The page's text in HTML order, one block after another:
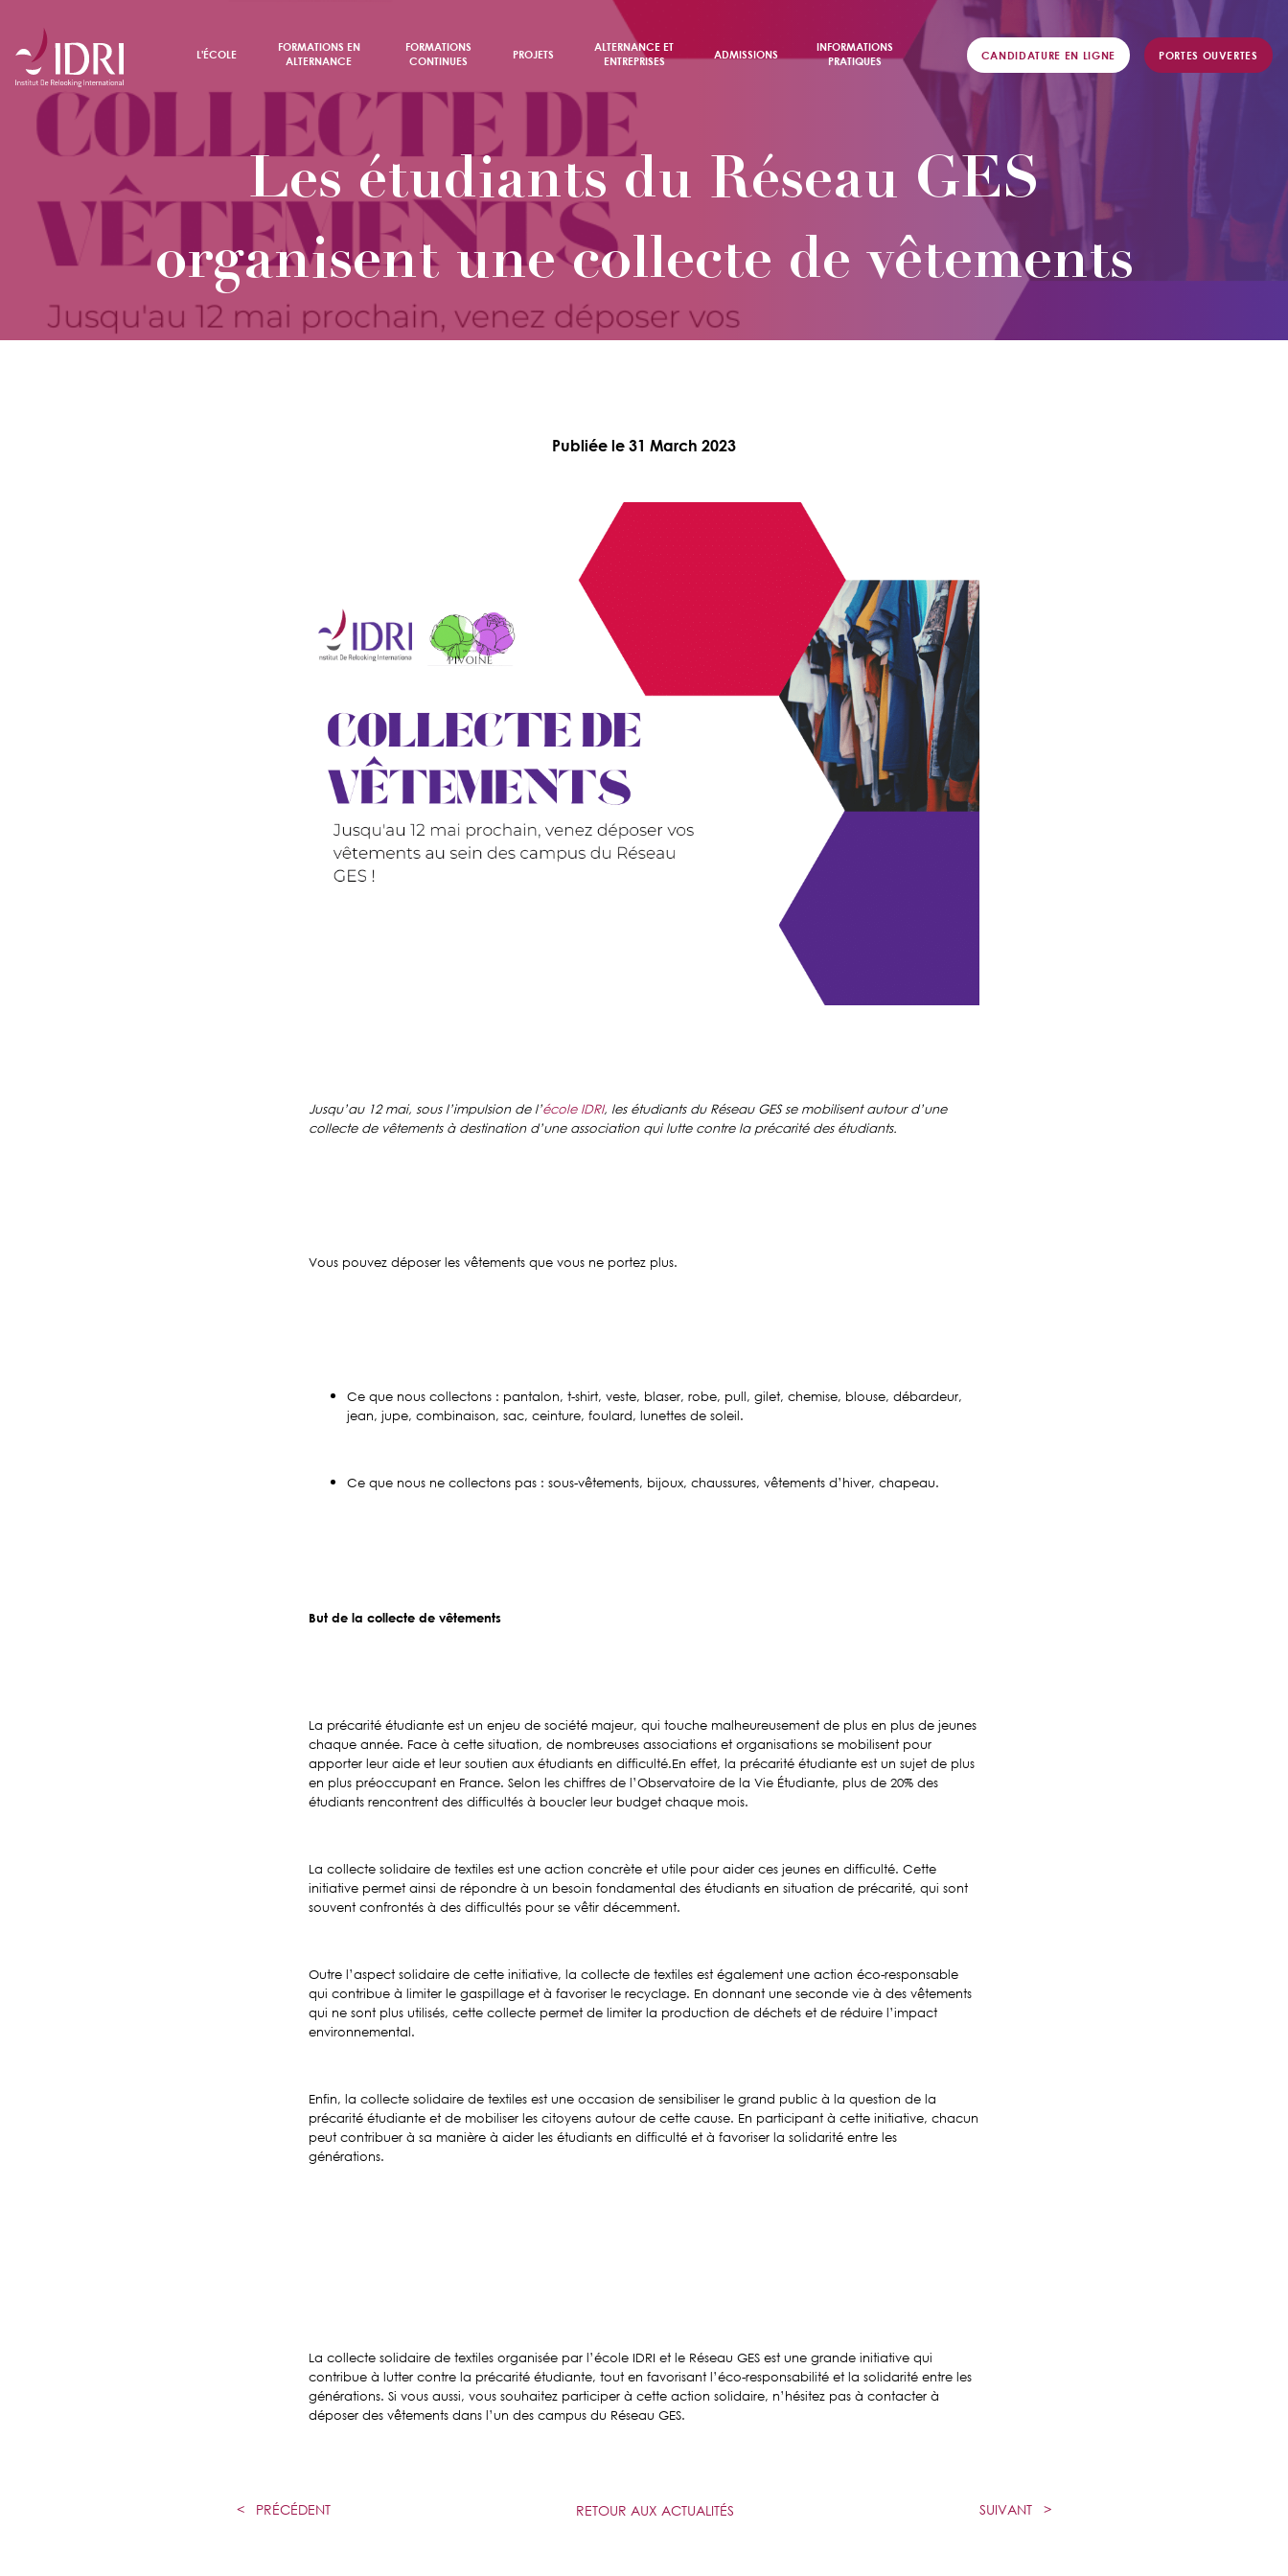
L'ÉCOLE
FORMATIONS EN
ALTERNANCE
FORMATIONS
CONTINUES
PROJETS
ALTERNANCE ET
ENTREPRISES
ADMISSIONS
INFORMATIONS
PRATIQUES
CANDIDATURE EN LIGNE PORTES OUVERTES
Les étudiants du Réseau GES
organisent une collecte de vêtements
Publiée le 31 March 2023
Jusqu’au 12 mai, sous l’impulsion de l’école IDRI, les étudiants du Réseau GES se mobilisent autour d’une
collecte de vêtements à destination d’une association qui lutte contre la précarité des étudiants.
Vous pouvez déposer les vêtements que vous ne portez plus.
Ce que nous collectons : pantalon, t-shirt, veste, blaser, robe, pull, gilet, chemise, blouse, débardeur,
jean, jupe, combinaison, sac, ceinture, foulard, lunettes de soleil.
Ce que nous ne collectons pas : sous-vêtements, bijoux, chaussures, vêtements d’hiver, chapeau.
But de la collecte de vêtements
La précarité étudiante est un enjeu de société majeur, qui touche malheureusement de plus en plus de jeunes
chaque année. Face à cette situation, de nombreuses associations et organisations se mobilisent pour
apporter leur aide et leur soutien aux étudiants en difficulté.En effet, la précarité étudiante est un sujet de plus
en plus préoccupant en France. Selon les chiffres de l’Observatoire de la Vie Étudiante, plus de 20% des
étudiants rencontrent des difficultés à boucler leur budget chaque mois.
La collecte solidaire de textiles est une action concrète et utile pour aider ces jeunes en difficulté. Cette
initiative permet ainsi de répondre à un besoin fondamental des étudiants en situation de précarité, qui sont
souvent confrontés à des difficultés pour se vêtir décemment.
Outre l’aspect solidaire de cette initiative, la collecte de textiles est également une action éco-responsable
qui contribue à limiter le gaspillage et à favoriser le recyclage. En donnant une seconde vie à des vêtements
qui ne sont plus utilisés, cette collecte permet de limiter la production de déchets et de réduire l’impact
environnemental.
Enfin, la collecte solidaire de textiles est une occasion de sensibiliser le grand public à la question de la
précarité étudiante et de mobiliser les citoyens autour de cette cause. En participant à cette initiative, chacun
peut contribuer à sa manière à aider les étudiants en difficulté et à favoriser la solidarité entre les
générations.
La collecte solidaire de textiles organisée par l’école IDRI et le Réseau GES est une grande initiative qui
contribue à lutter contre la précarité étudiante, tout en favorisant l’éco-responsabilité et la solidarité entre les
générations. Si vous aussi, vous souhaitez participer à cette action solidaire, n’hésitez pas à contacter à
déposer des vêtements dans l’un des campus du Réseau GES.
< PRÉCÉDENT RETOUR AUX ACTUALITÉS SUIVANT >